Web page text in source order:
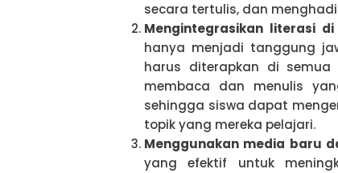
secara tertulis, dan
Mengintegrasikan literasi
hanya menjadi tanggung
harus diterapkan di
membaca dan menulis
sehingga siswa dapat
topik yang mereka pelajari.
Menggunakan media baru
yang efektif untuk